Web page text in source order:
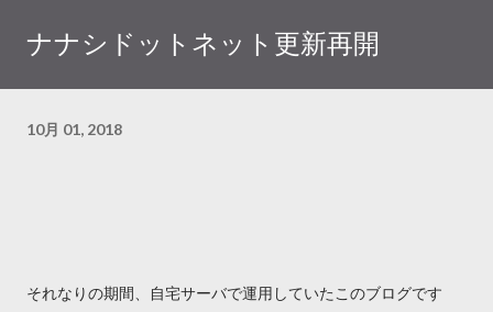
ナナシドットネット更新再開
10月 01, 2018
それなりの期間、自宅サーバで運用していたこのブログです